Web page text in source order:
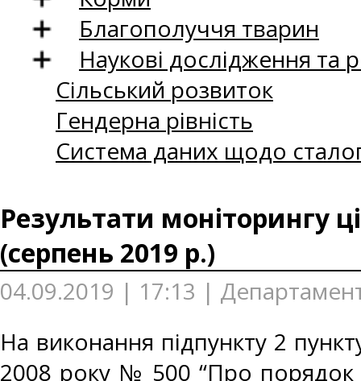
Благополуччя тварин
Наукові дослідження та
Сільський розвиток
Гендерна рівність
Система даних щодо
Результати моніторингу
(серпень 2019 р.)
04.09.2019 | 17:13 |
На виконання підпункту 2
2008 року № 500 “Про порядок